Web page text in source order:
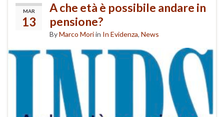
MAR
13
A che età è possibile andare in
pensione?
ByMarco Moriin In Evidenza, News